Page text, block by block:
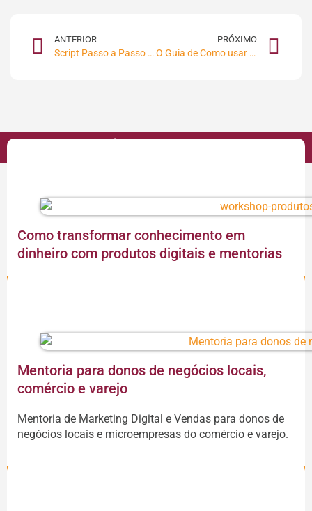
ANTERIOR
Script Passo a Passo para Vender Serviços de Marketing Digital
PRÓXIMO
O Guia de Como usar as Mídias Sociais com Foco em Venda$
Como transformar conhecimento em
dinheiro com produtos digitais e mentorias
Mentoria para donos de negócios locais,
comércio e varejo
Mentoria de Marketing Digital e Vendas para donos de
negócios locais e microempresas do comércio e varejo.